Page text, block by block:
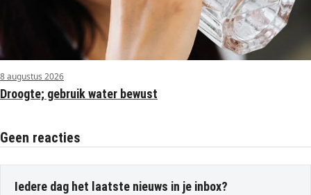
8 augustus 2026
Droogte; gebruik water bewust
Geen reacties
Iedere dag het laatste nieuws in je inbox?